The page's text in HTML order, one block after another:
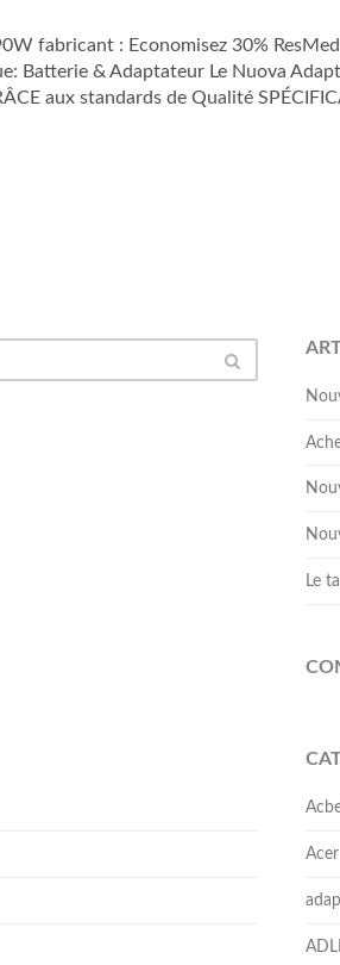
fabricant : Economisez 30%
Batterie & Adaptateur Le Nuova
aux standards de Qualité
Le
Acer